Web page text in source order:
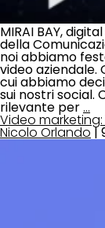
MIRAI BAY,
della
noi abbiamo
video aziendale.
cui abbiamo
sui nostri social.
rilevante per …
Video
Nicolo Orlando |